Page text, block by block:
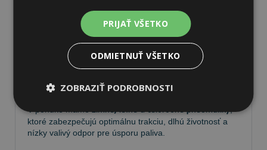
a úspornú jazdu. Na
nájdete široký výber
pneumatík pre rôzne typy vozidiel a jazdných
Ponúkameprémiové značky, akoContinental ,Barum
Michelin ,Pirelli,DunlopaNokian.
V ponuke máme zimné, letné a celoročné pneumatiky
ktoré zabezpečujú optimálnu trakciu, dlhú životnosť a
nízky valivý odpor pre úsporu paliva.
PRIJAŤ VŠETKO
ODMIETNUŤ VŠETKO
ZOBRAZIŤ PODROBNOSTI